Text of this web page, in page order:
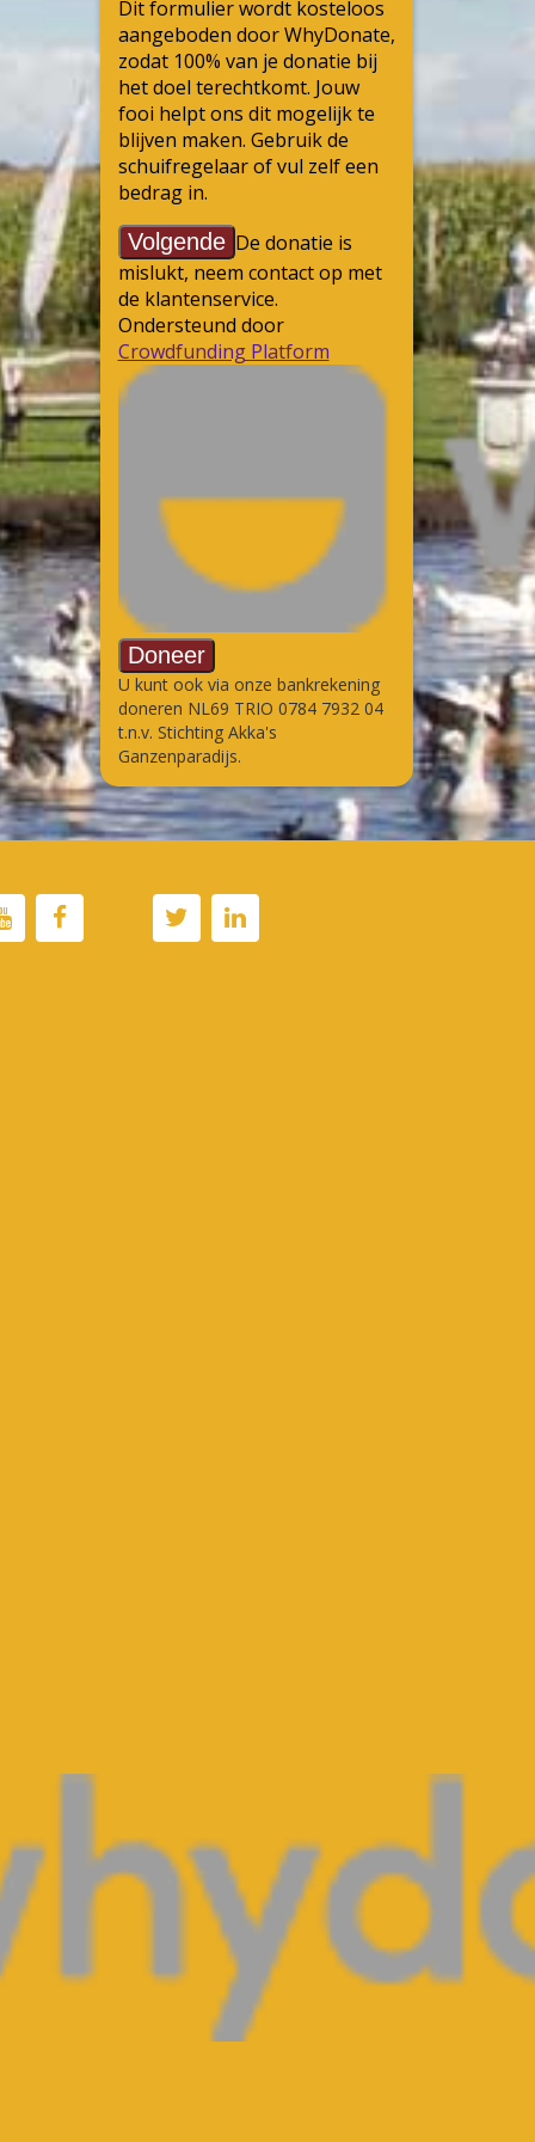
U kunt ook via onze bankrekening
doneren NL69 TRIO 0784 7932 04
t.n.v. Stichting Akka's
Ganzenparadijs.